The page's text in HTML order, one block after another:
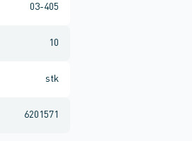
03-405
10
stk
6201571